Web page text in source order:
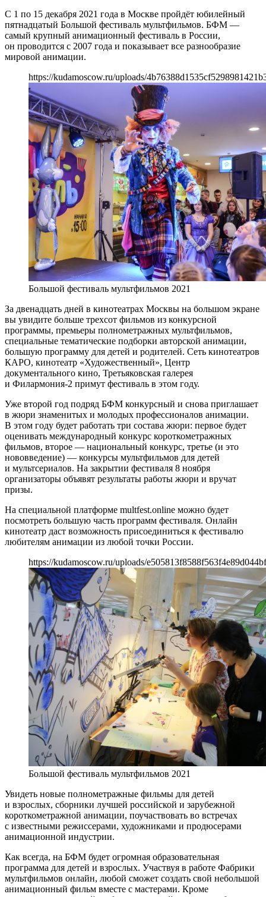
С 1 по 15 декабря 2021 года в Москве пройдёт юбилейный
пятнадцатый Большой фестиваль мультфильмов. БФМ —
самый крупный анимационный фестиваль в России,
он проводится с 2007 года и показывает все разнообразие
мировой анимации.
https://kudamoscow.ru/uploads/
Большой фестиваль мультфильмов 2021
За двенадцать дней в кинотеатрах Москвы на большом экране
вы увидите больше трехсот фильмов из конкурсной
программы, премьеры полнометражных мультфильмов,
специальные тематические подборки авторской анимации,
большую программу для детей и родителей. Сеть кинотеатров
КАРО, кинотеатр «Художественный», Центр
документального кино, Третьяковская галерея
и Филармония-2 примут фестиваль в этом году.
Уже второй год подряд БФМ конкурсный и снова приглашает
в жюри знаменитых и молодых профессионалов анимации.
В этом году будет работать три состава жюри: первое будет
оценивать международный конкурс короткометражных
фильмов, второе — национальный конкурс, третье (и это
нововведение) — конкурсы мультфильмов для детей
и мультсериалов. На закрытии фестиваля 8 ноября
организаторы объявят результаты работы жюри и вручат
призы.
На специальной платформе multfest.online можно будет
посмотреть большую часть программ фестиваля. Онлайн
кинотеатр даст возможность присоединиться к фестивалю
любителям анимации из любой точки России.
https://kudamoscow.ru/uploads/
Большой фестиваль мультфильмов 2021
Увидеть новые полнометражные фильмы для детей
и взрослых, сборники лучшей российской и зарубежной
короткометражной анимации, поучаствовать во встречах
с известными режиссерами, художниками и продюсерами
анимационной индустрии.
Как всегда, на БФМ будет огромная образовательная
программа для детей и взрослых. Участвуя в работе Фабрики
мультфильмов онлайн, любой сможет создать свой небольшой
анимационный фильм вместе с мастерами. Кроме